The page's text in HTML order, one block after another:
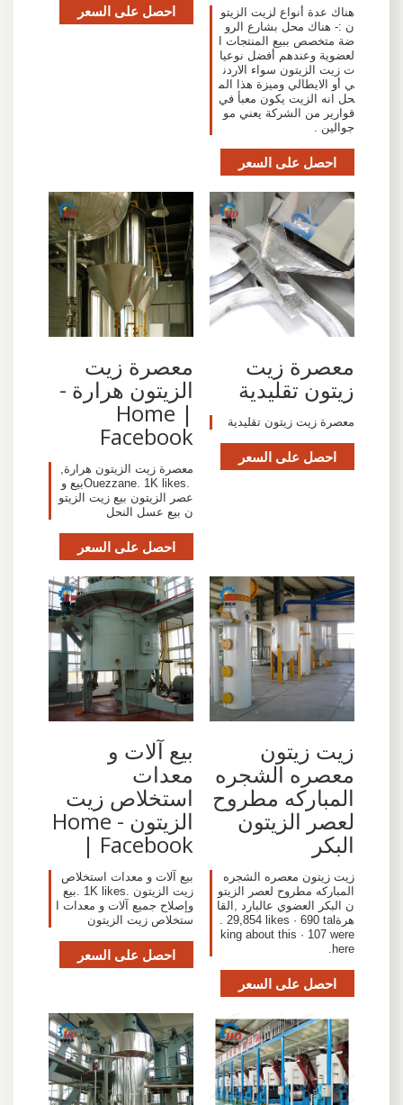
هناك عدة أنواع لزيت الزيتو
ن :- هناك محل بشارع الرو
ضة متخصص ببيع المنتجات ا
لعضوية وعندهم أفضل نوعيا
ت زيت الزيتون سواء الاردن
ي أو الايطالي وميزة هذا الم
حل انه الزيت يكون معبأ في
قوارير من الشركة يعني مو
جوالين .
احصل على السعر
احصل على السعر
معصرة زيت
زيتون تقليدية
معصرة زيت زيتون تقليدية
احصل على السعر
‫معصرة زيت
الزيتون هرارة -
Home |
Facebook‬
Ouezzane. 1K likes. ‎بيع و
عصر الزيتون بيع زيت الزيتو
ن بيع عسل النحل‎
احصل على السعر
‫زيت زيتون
معصره الشجره
المباركه مطروح
لعصر الزيتون
البكر
‎زيت زيتون معصره الشجره
المباركه مطروح لعصر الزيتو
ن البكر العضوي عالبارد‎, ‎القا
هرة‎. 29,854 likes · 690 tal
king about this · 107 were
here.
احصل على السعر
‫بيع آلات و
معدات
استخلاص زيت
الزيتون - Home
| Facebook‬
‎بيع آلات و معدات استخلاص
زيت الزيتون‎. 1K likes. ‎بيع
وإصلاح جميع آلات و معدات ا
ستخلاص زيت الزيتون‎
احصل على السعر